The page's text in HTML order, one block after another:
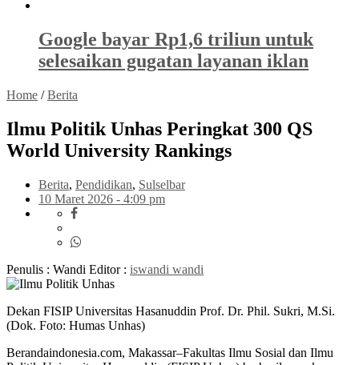
Google bayar Rp1,6 triliun untuk
selesaikan gugatan layanan iklan
Home /Berita
Ilmu Politik Unhas Peringkat 300 QS
World University Rankings
Berita, Pendidikan, Sulselbar
10 Maret 2026 - 4:09 pm
Penulis : Wandi Editor : iswandi wandi
Dekan FISIP Universitas Hasanuddin Prof. Dr. Phil. Sukri, M.Si.
(Dok. Foto: Humas Unhas)
Berandaindonesia.com, Makassar–Fakultas Ilmu Sosial dan Ilmu